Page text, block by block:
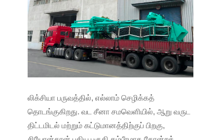
லிக்சியா பருவத்தில், எல்லாம் செழிக்கத்
தொடங்குகிறது. வட சீனா சமவெளியில், ஆறு வருட
திட்டமிடல் மற்றும் கட்டுமானத்திற்குப் பிறகு,